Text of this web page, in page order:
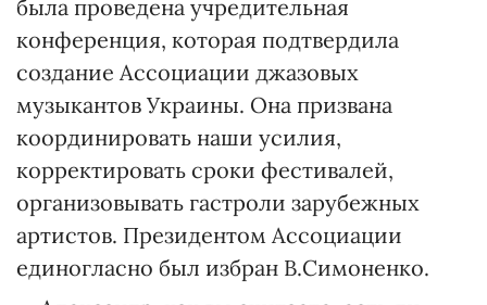
была проведена учредительная
конференция, которая подтвердила
создание Ассоциации джазовых
музыкантов Украины. Она призвана
координировать наши усилия,
корректировать сроки фестивалей,
организовывать гастроли зарубежных
артистов. Президентом Ассоциации
единогласно был избран В.Симоненко.